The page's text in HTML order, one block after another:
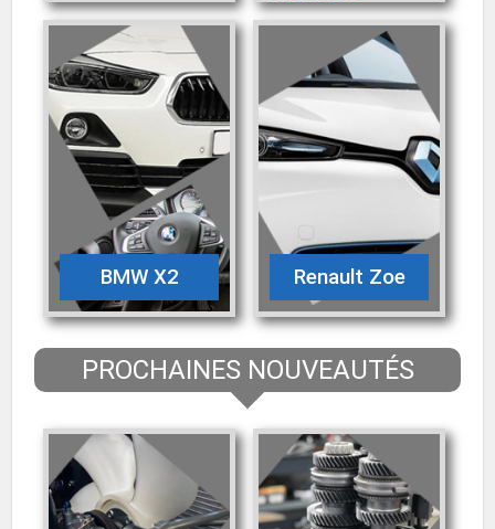
BMW X2 Renault Zoe
PROCHAINES NOUVEAUTÉS